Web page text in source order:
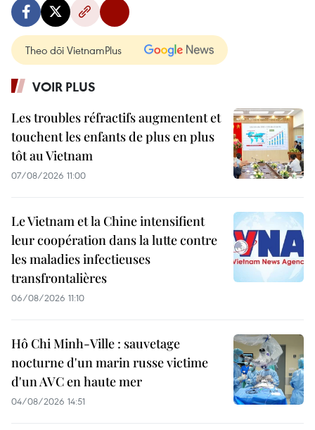
Theo dõi VietnamPlus
VOIR PLUS
Les troubles réfractifs augmentent et
touchent les enfants de plus en plus
tôt au Vietnam
07/08/2026 11:00
Le Vietnam et la Chine intensifient
leur coopération dans la lutte contre
les maladies infectieuses
transfrontalières
06/08/2026 11:10
Hô Chi Minh-Ville : sauvetage
nocturne d'un marin russe victime
d'un AVC en haute mer
04/08/2026 14:51